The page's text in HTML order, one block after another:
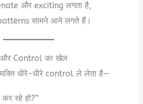
और exciting लगता है,
सामने आने लगते हैं।
Control का खेल
धीरे-धीरे control ले लेता है—
रहे हो?”